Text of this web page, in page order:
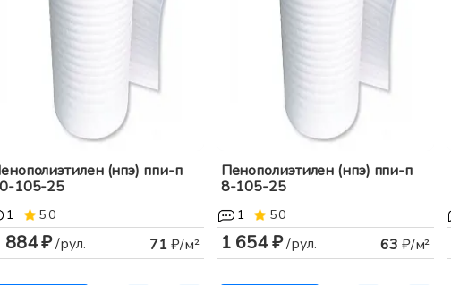
(нпэ) ппи-п
105-25
1 5.0
884 ₽/рул. 71₽/м²
Пенополиэтилен (нпэ) ппи-п
8-105-25
1 5.0
1 654 ₽/рул. 63 ₽/м²